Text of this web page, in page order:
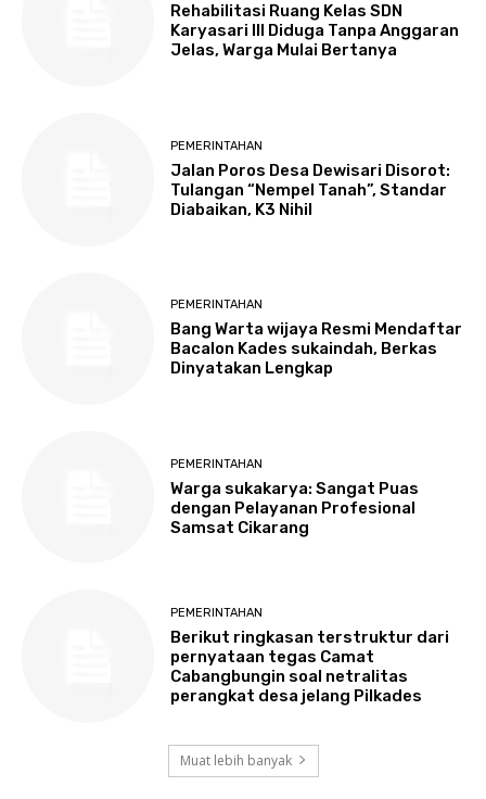
Rehabilitasi Ruang Kelas SDN
Karyasari III Diduga Tanpa Anggaran
Jelas, Warga Mulai Bertanya
PEMERINTAHAN
Jalan Poros Desa Dewisari Disorot:
Tulangan “Nempel Tanah”, Standar
Diabaikan, K3 Nihil
PEMERINTAHAN
Bang Warta wijaya Resmi Mendaftar
Bacalon Kades sukaindah, Berkas
Dinyatakan Lengkap
PEMERINTAHAN
Warga sukakarya: Sangat Puas
dengan Pelayanan Profesional
Samsat Cikarang
PEMERINTAHAN
Berikut ringkasan terstruktur dari
pernyataan tegas Camat
Cabangbungin soal netralitas
perangkat desa jelang Pilkades
Muat lebih banyak